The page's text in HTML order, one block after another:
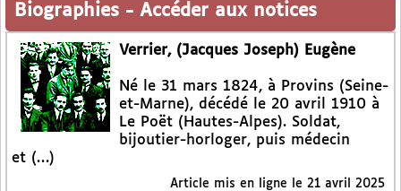
Biographies - Accéder aux notices
Verrier, (Jacques Joseph) Eugène
Né le 31 mars 1824, à Provins (Seine-
et-Marne), décédé le 20 avril 1910 à
Le Poët (Hautes-Alpes). Soldat,
bijoutier-horloger, puis médecin
et (…)
Article mis en ligne le 21 avril 2025